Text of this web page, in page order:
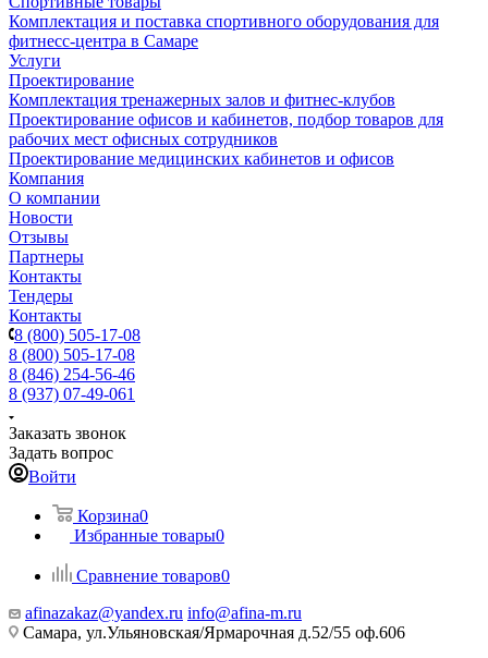
Комплектация и поставка спортивного оборудования для
фитнесс-центра в Самаре
Услуги
Проектирование
Комплектация тренажерных залов и фитнес-клубов
Проектирование офисов и кабинетов, подбор товаров для
рабочих мест офисных сотрудников
Проектирование медицинских кабинетов и офисов
Компания
О компании
Новости
Отзывы
Партнеры
Контакты
Тендеры
Контакты
8 (800) 505-17-08
8 (800) 505-17-08
8 (846) 254-56-46
8 (937) 07-49-061
Заказать звонок
Задать вопрос
Войти
Корзина0
Избранные товары0
Сравнение товаров0
afinazakaz@yandex.ru info@afina-m.ru
Самара, ул.Ульяновская/Ярмарочная д.52/55 оф.606